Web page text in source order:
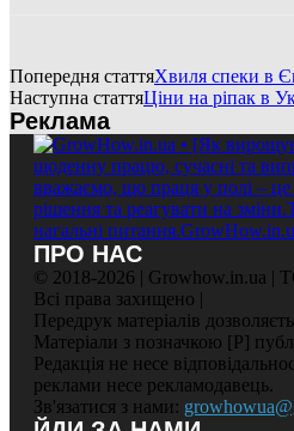
Попередня статтяХвиля спеки в
Наступна статтяЦіни на ріпак в
Реклама
ПРО НАС
© 2018-2026 | Growhow.in.ua
Всі права захищено |
Передрук матеріалів
Матеріали з позначкою [Р]
Редакція не несе
реклами несе рекламодавець.
Зв'язатися з нами: